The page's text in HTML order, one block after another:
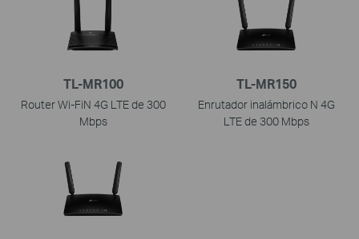
TL-MR100
Router Wi-FiN 4G LTE de 300
Mbps
TL-MR150
Enrutador inalámbrico N 4G
LTE de 300 Mbps